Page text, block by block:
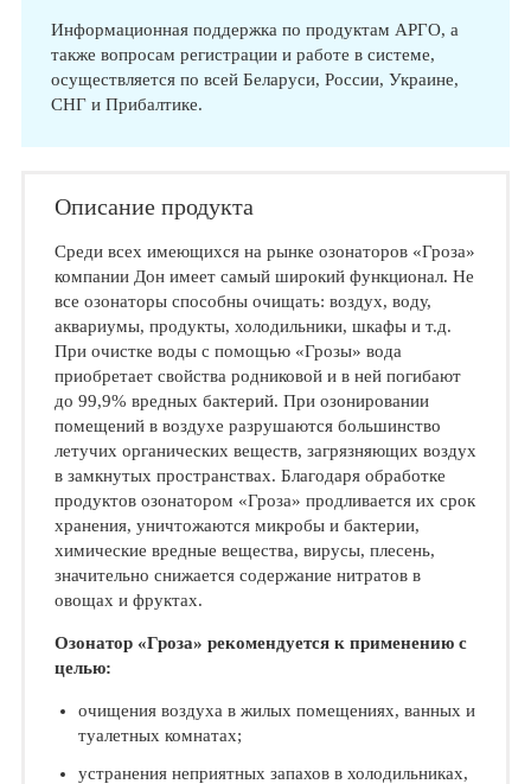
Информационная поддержка по продуктам АРГО, а
также вопросам регистрации и работе в системе,
осуществляется по всей Беларуси, России, Украине,
СНГ и Прибалтике.
Описание продукта
Среди всех имеющихся на рынке озонаторов «Гроза»
компании Дон имеет самый широкий функционал. Не
все озонаторы способны очищать: воздух, воду,
аквариумы, продукты, холодильники, шкафы и т.д.
При очистке воды с помощью «Грозы» вода
приобретает свойства родниковой и в ней погибают
до 99,9% вредных бактерий. При озонировании
помещений в воздухе разрушаются большинство
летучих органических веществ, загрязняющих воздух
в замкнутых пространствах. Благодаря обработке
продуктов озонатором «Гроза» продливается их срок
хранения, уничтожаются микробы и бактерии,
химические вредные вещества, вирусы, плесень,
значительно снижается содержание нитратов в
овощах и фруктах.
Озонатор «Гроза» рекомендуется к применению с
целью:
очищения воздуха в жилых помещениях, ванных и
туалетных комнатах;
устранения неприятных запахов в холодильниках,